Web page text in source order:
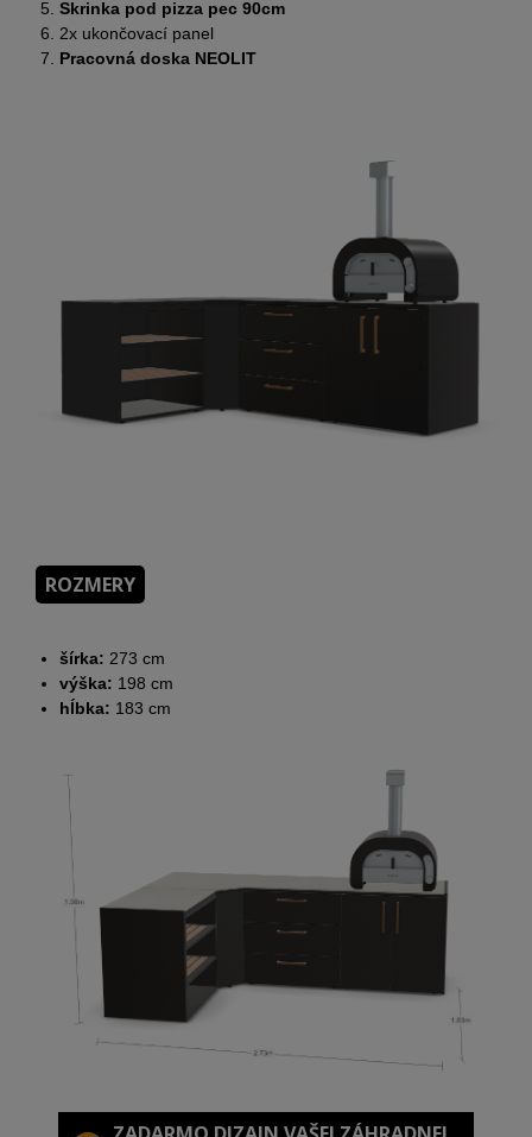
Skrinka pod pizza pec 90cm
2x ukončovací panel
Pracovná doska NEOLIT
ROZMERY
šírka: 273 cm
výška: 198 cm
hĺbka: 183 cm